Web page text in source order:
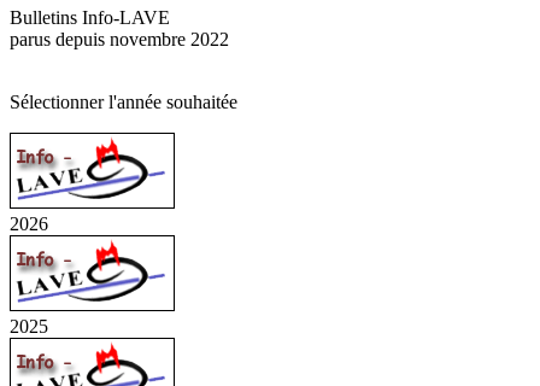
Bulletins Info-LAVE
parus depuis novembre 2022
Sélectionner l'année souhaitée
2026
2025